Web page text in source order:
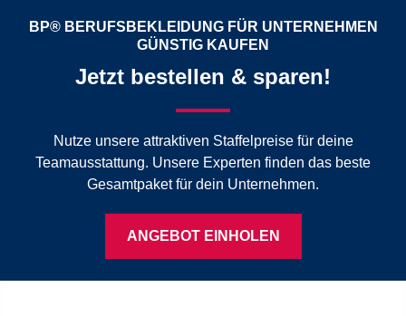
BP® BERUFSBEKLEIDUNG FÜR UNTERNEHMEN
GÜNSTIG KAUFEN
Jetzt bestellen & sparen!
Nutze unsere attraktiven Staffelpreise für deine
Teamausstattung. Unsere Experten finden das beste
Gesamtpaket für dein Unternehmen.
ANGEBOT EINHOLEN